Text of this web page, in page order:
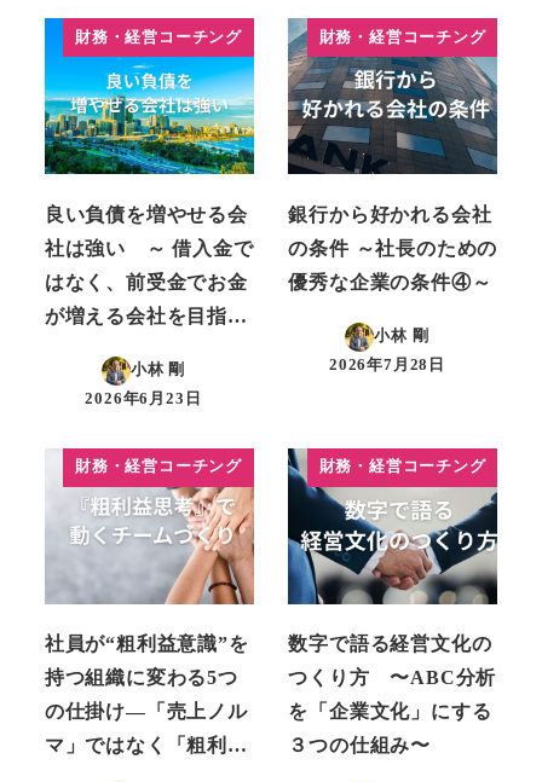
財務・経営コーチング
良い負債を増やせる会
社は強い ～ 借入金で
はなく、前受金でお金
が増える会社を目指…
小林 剛
投稿日
2026年6月23日
財務・経営コーチング
銀行から好かれる会社
の条件 ～社長のための
優秀な企業の条件④～
小林 剛
投稿日
2026年7月28日
財務・経営コーチング
社員が“粗利益意識”を
持つ組織に変わる5つ
の仕掛け―「売上ノル
マ」ではなく「粗利…
財務・経営コーチング
数字で語る経営文化の
つくり方 〜ABC分析
を「企業文化」にする
３つの仕組み〜